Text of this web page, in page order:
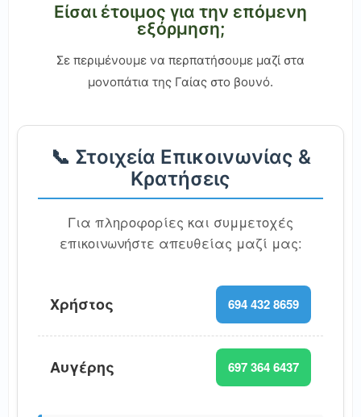
Είσαι έτοιμος για την επόμενη
εξόρμηση;
Σε περιμένουμε να περπατήσουμε μαζί στα
μονοπάτια της Γαίας στο βουνό.
📞 Στοιχεία Επικοινωνίας &
Κρατήσεις
Για πληροφορίες και συμμετοχές
επικοινωνήστε απευθείας μαζί μας:
Χρήστος 694 432 8659
Αυγέρης 697 364 6437